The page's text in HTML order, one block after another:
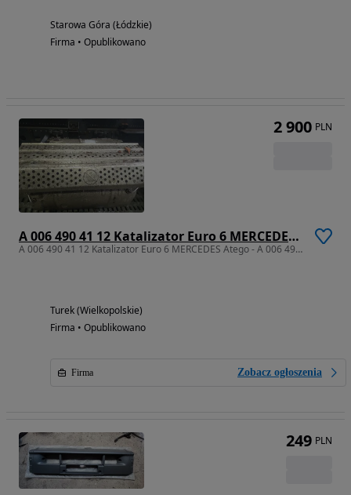
Starowa Góra (Łódzkie)
Firma • Opublikowano
A 006 490 41 12 Katalizator Euro 6 MERCEDES Atego - A 006 490 41 12
A 006 490 41 12 Katalizator Euro 6 MERCEDES Atego - A 006 490 41 12
Turek (Wielkopolskie)
Firma • Opublikowano
Firma Zobacz ogłoszenia
2 900 PLN
249 PLN